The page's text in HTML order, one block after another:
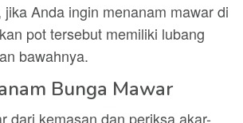
Anda ingin menanam mawar di
pot tersebut memiliki lubang
bawahnya.
Bunga Mawar
dari kemasan dan periksa akar-